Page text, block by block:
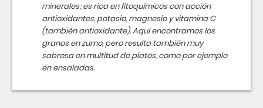
minerales; es rica en fitoquímicos con acción
antioxidantes, potasio, magnesio y vitamina C
(también antioxidante). Aquí encontramos los
granos en zumo, pero resulta también muy
sabrosa en multitud de platos, como por ejemplo
en ensaladas.